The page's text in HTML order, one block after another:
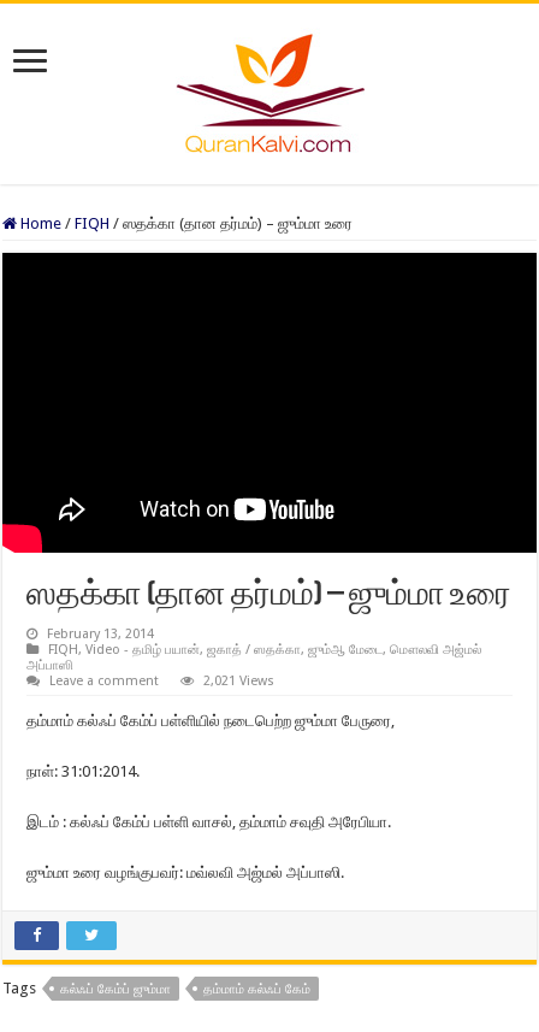
Home / FIQH / ஸதக்கா (தான தர்மம்) – ஜும்மா உரை
ஸதக்கா (தான தர்மம்) – ஜும்மா உரை
February 13, 2014
FIQH,Video - தமிழ் பயான்,ஜகாத் / ஸதக்கா,ஜும்ஆ மேடை,மௌலவி அஜ்மல்
அப்பாஸி
Leave a comment
2,021 Views
தம்மாம் கல்ஃப் கேம்ப் பள்ளியில் நடைபெற்ற ஜும்மா பேருரை,
நாள்: 31:01:2014.
இடம் : கல்ஃப் கேம்ப் பள்ளி வாசல், தம்மாம் சவுதி அரேபியா.
ஜும்மா உரை வழங்குபவர்: மவ்லவி அஜ்மல் அப்பாஸி.
Tags கல்ஃப் கேம்ப் ஜும்மா தம்மாம் கல்ஃப் கேம்